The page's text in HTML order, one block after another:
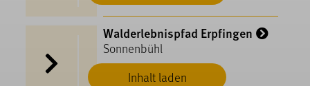
Inhalt laden
Walderlebnispfad Erpfingen
Sonnenbühl